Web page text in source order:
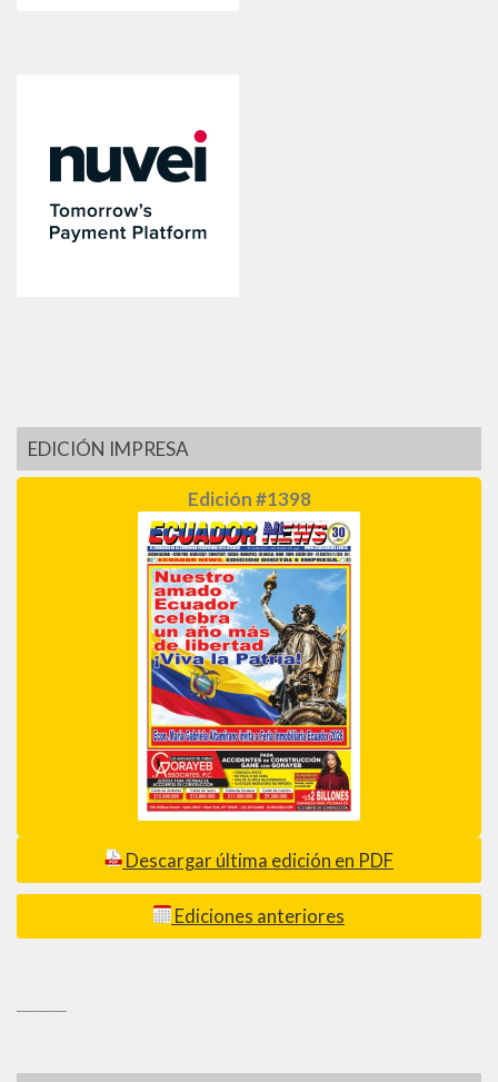
EDICIÓN IMPRESA
Edición #1398
Descargar última edición en PDF
Ediciones anteriores